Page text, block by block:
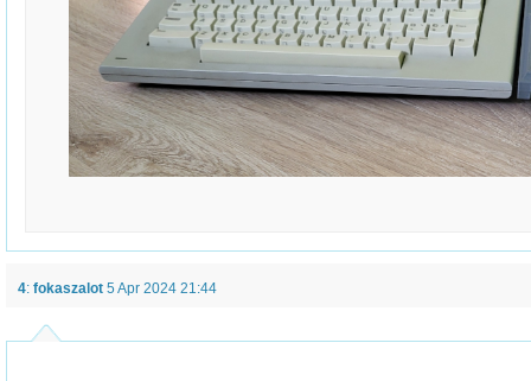
4: fokaszalot 5 Apr 2024 21:44